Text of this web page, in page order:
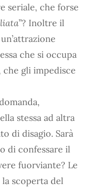
seriale, che forse
”? Inoltre il
che si occupa
che gli impedisce
stessa ad altra
di disagio. Sarà
di confessare il
fuorviante? Le
scoperta del